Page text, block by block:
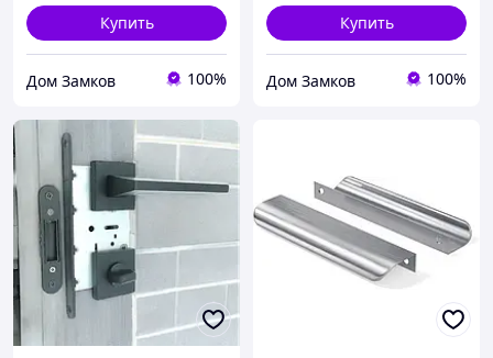
Купить
Дом Замков 100%
Купить
Дом Замков 100%